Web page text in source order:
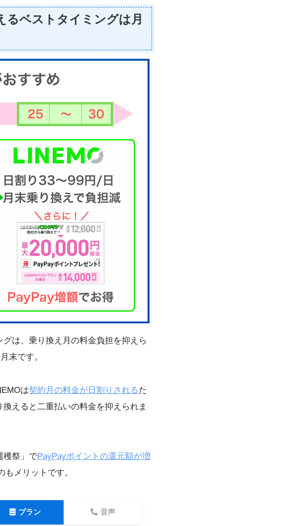
るベストタイミングは月
は、乗り換え月の料金負担を抑えら
末です。
は契約月の料金が日割りされるた
えると二重払いの料金を抑えられま
穫祭」でPayPayポイントの還元額が増
メリットです。
プラン 音声